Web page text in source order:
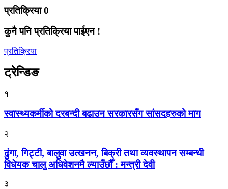
प्रतिक्रिया0
कुनै पनि प्रतिक्रिया पाईएन !
प्रतिक्रिया
ट्रेन्डिङ
१
स्वास्थ्यकर्मीको दरबन्दी बढाउन सरकारसँग सांसदहरुको माग
२
ढुंगा, गिट्टी, बालुवा उत्खनन, बिक्री तथा व्यवस्थापन सम्बन्धी
विधेयक चालु अधिवेशनमै ल्याउँछौँ : मन्त्री देवी
३